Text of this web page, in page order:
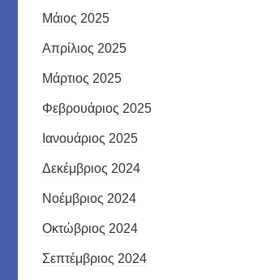
Μάιος 2025
Απρίλιος 2025
Μάρτιος 2025
Φεβρουάριος 2025
Ιανουάριος 2025
Δεκέμβριος 2024
Νοέμβριος 2024
Οκτώβριος 2024
Σεπτέμβριος 2024